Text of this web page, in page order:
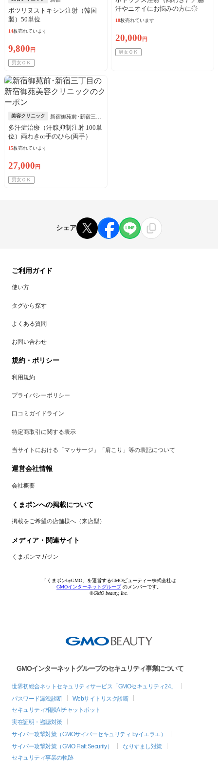
ボツリヌストキシン注射（韓国
製）50単位
14枚売れています
9,800 円
男女ＯＫ
汗やニオイにお悩みの方に◎
10枚売れています
20,000 円
男女ＯＫ
美容クリニック
新宿御苑前･新宿三丁
目
多汗症治療（汗腺抑制注射 100単
位）両わきor手のひら(両手）
15枚売れています
27,000 円
男女ＯＫ
シェア
ご利用ガイド
使い方
タグから探す
よくある質問
お問い合わせ
規約・ポリシー
利用規約
プライバシーポリシー
口コミガイドライン
特定商取引に関する表示
当サイトにおける「マッサージ」「肩こり」等の表記について
運営会社情報
会社概要
くまポンへの掲載について
掲載をご希望の店舗様へ（来店型）
メディア・関連サイト
くまポンマガジン
「くまポンbyGMO」を運営するGMOビューティー株式会社は
GMOインターネットグループのメンバーです。
©GMO beauty, Inc.
GMOインターネットグループのセキュリティ事業について
世界初総合ネットセキュリティサービス「GMOセキュリティ24」
パスワード漏洩診断
Webサイトリスク診断
セキュリティ相談AIチャットボット
実在証明・盗聴対策
サイバー攻撃対策（GMOサイバーセキュリティ byイエラエ）
サイバー攻撃対策（GMO Flatt Security）
なりすまし対策
セキュリティ事業の軌跡